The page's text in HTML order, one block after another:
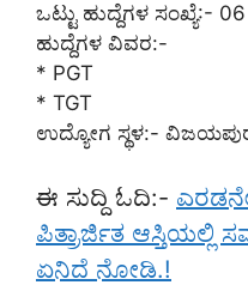
ಒಟ್ಟು ಹುದ್ದೆಗಳ ಸಂಖ್ಯೆ:- 06
ಹುದ್ದೆಗಳ ವಿವರ:-
* PGT
* TGT
ಉದ್ಯೋಗ ಸ್ಥಳ:-
ಈ ಸುದ್ದಿ ಓದಿ:-
ಪಿತ್ರಾರ್ಜಿತ ಆಸ್ತಿಯಲ್ಲಿ
ಏನಿದೆ ನೋಡಿ.!